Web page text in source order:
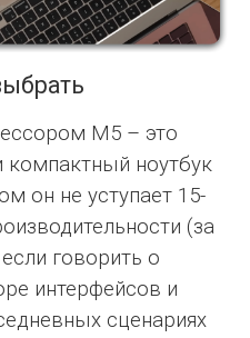
M5 – это
компактный ноутбук
он не уступает 15-
(за
говорить о
интерфейсов и
сценариях